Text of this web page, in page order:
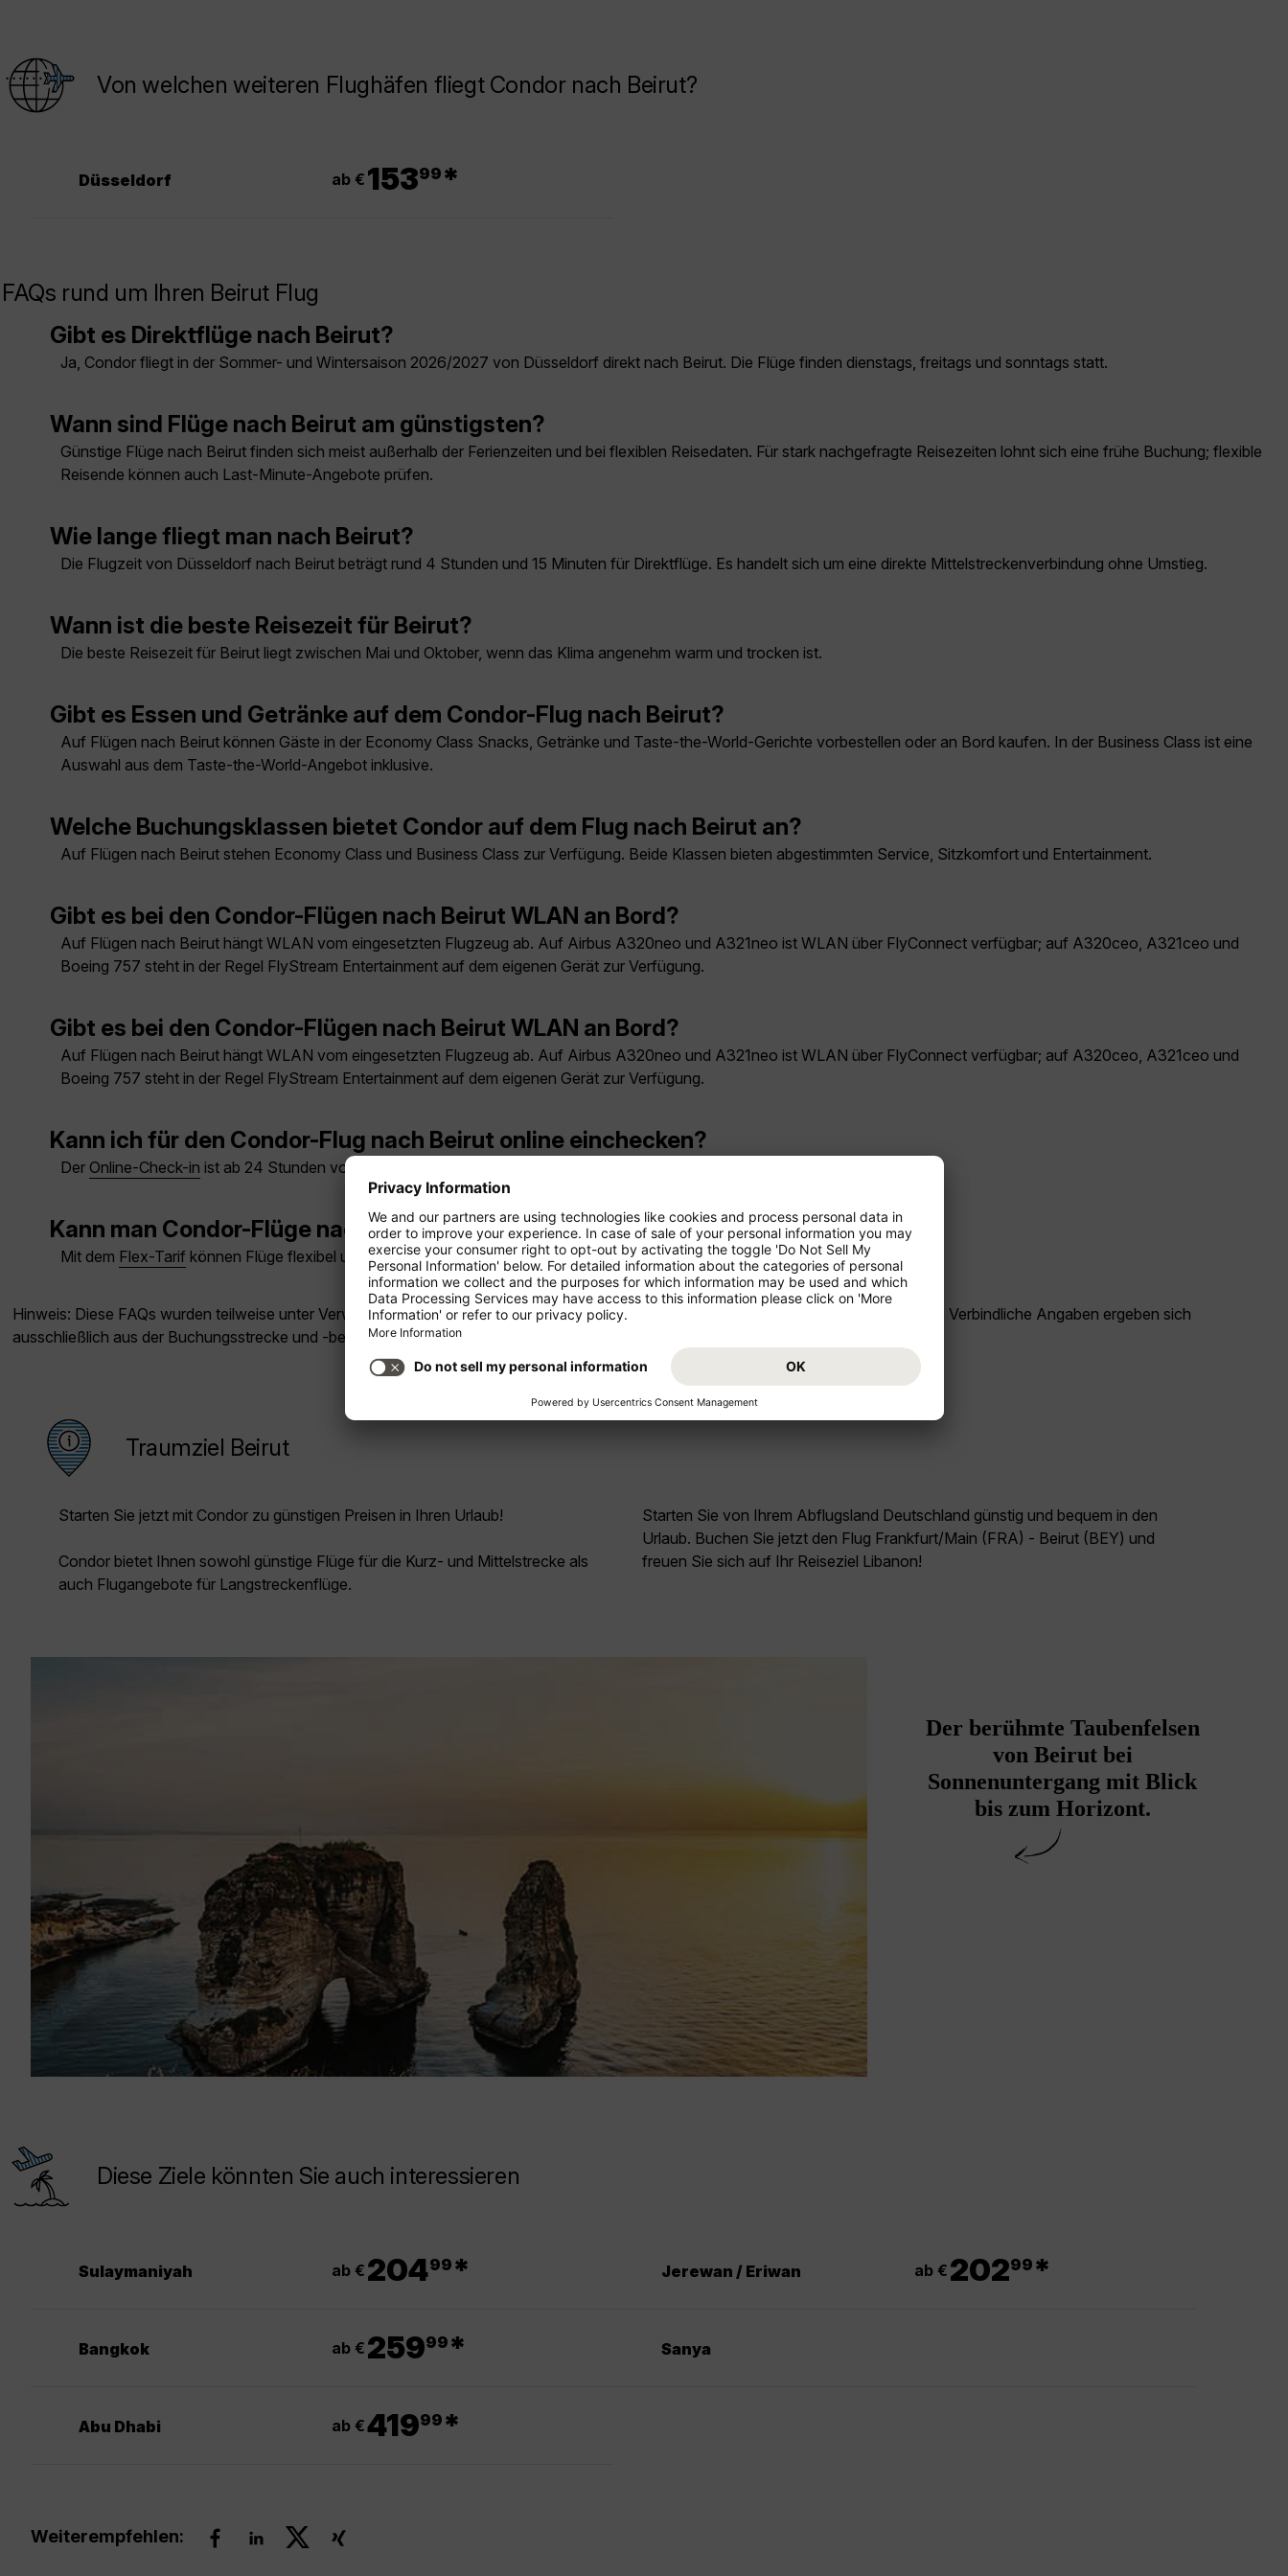
Von welchen weiteren Flughäfen fliegt Condor nach Beirut?
Düsseldorf ab € 15399 *
FAQs rund um Ihren Beirut Flug
Gibt es Direktflüge nach Beirut?
Ja, Condor fliegt in der Sommer- und Wintersaison 2026/2027 von Düsseldorf direkt nach Beirut. Die Flüge finden dienstags, freitags und sonntags statt.
Wann sind Flüge nach Beirut am günstigsten?
Günstige Flüge nach Beirut finden sich meist außerhalb der Ferienzeiten und bei flexiblen Reisedaten. Für stark nachgefragte Reisezeiten lohnt sich eine frühe Buchung; flexible
Reisende können auch Last-Minute-Angebote prüfen.
Wie lange fliegt man nach Beirut?
Die Flugzeit von Düsseldorf nach Beirut beträgt rund 4 Stunden und 15 Minuten für Direktflüge. Es handelt sich um eine direkte Mittelstreckenverbindung ohne Umstieg.
Wann ist die beste Reisezeit für Beirut?
Die beste Reisezeit für Beirut liegt zwischen Mai und Oktober, wenn das Klima angenehm warm und trocken ist.
Gibt es Essen und Getränke auf dem Condor-Flug nach Beirut?
Auf Flügen nach Beirut können Gäste in der Economy Class Snacks, Getränke und Taste-the-World-Gerichte vorbestellen oder an Bord kaufen. In der Business Class ist eine
Auswahl aus dem Taste-the-World-Angebot inklusive.
Welche Buchungsklassen bietet Condor auf dem Flug nach Beirut an?
Auf Flügen nach Beirut stehen Economy Class und Business Class zur Verfügung. Beide Klassen bieten abgestimmten Service, Sitzkomfort und Entertainment.
Gibt es bei den Condor-Flügen nach Beirut WLAN an Bord?
Auf Flügen nach Beirut hängt WLAN vom eingesetzten Flugzeug ab. Auf Airbus A320neo und A321neo ist WLAN über FlyConnect verfügbar; auf A320ceo, A321ceo und
Boeing 757 steht in der Regel FlyStream Entertainment auf dem eigenen Gerät zur Verfügung.
Gibt es bei den Condor-Flügen nach Beirut WLAN an Bord?
Auf Flügen nach Beirut hängt WLAN vom eingesetzten Flugzeug ab. Auf Airbus A320neo und A321neo ist WLAN über FlyConnect verfügbar; auf A320ceo, A321ceo und
Boeing 757 steht in der Regel FlyStream Entertainment auf dem eigenen Gerät zur Verfügung.
Kann ich für den Condor-Flug nach Beirut online einchecken?
Der Online-Check-in ist ab 24 Stunden vor Abflug möglich und kann über die Condor-App oder auf der Website genutzt werden.
Kann man Condor-Flüge nach Beirut umbuchen oder stornieren?
Mit dem Flex-Tarif können Flüge flexibel umgebucht oder storniert werden.
Hinweis: Diese FAQs wurden teilweise unter Verwendung künstlicher Intelligenz erstellt und dienen ausschließlich Informationszwecken. Verbindliche Angaben ergeben sich
ausschließlich aus der Buchungsstrecke und -bestätigung sowie den jeweils geltenden Allgemeinen Geschäftsbedingungen.
Traumziel Beirut
Starten Sie jetzt mit Condor zu günstigen Preisen in Ihren Urlaub!
Condor bietet Ihnen sowohl günstige Flüge für die Kurz- und Mittelstrecke als
auch Flugangebote für Langstreckenflüge.
Starten Sie von Ihrem Abflugsland Deutschland günstig und bequem in den
Urlaub. Buchen Sie jetzt den Flug Frankfurt/Main (FRA) - Beirut (BEY) und
freuen Sie sich auf Ihr Reiseziel Libanon!
Der berühmte Taubenfelsen
von Beirut bei
Sonnenuntergang mit Blick
bis zum Horizont.
Diese Ziele könnten Sie auch interessieren
Sulaymaniyah ab € 20499 * Jerewan / Eriwan ab € 20299 *
Bangkok ab € 25999 * Sanya
Abu Dhabi ab €41999 *
Weiterempfehlen: